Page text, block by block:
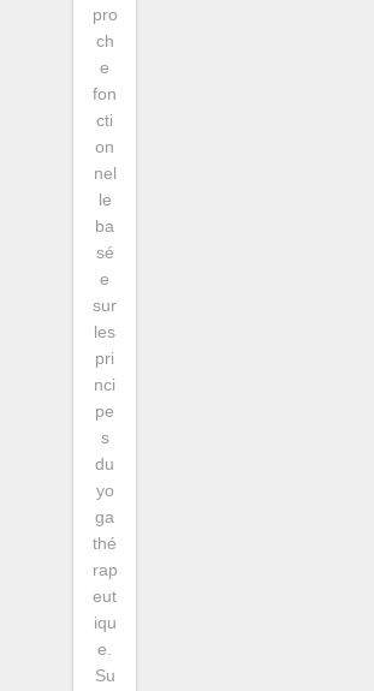
pro
ch
e
fon
cti
on
nel
le
ba
sé
e
sur
les
pri
nci
pe
s
du
yo
ga
thé
rap
eut
iqu
e.
Su